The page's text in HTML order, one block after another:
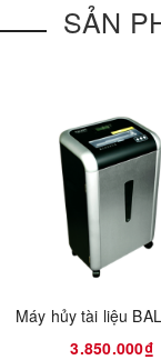
SẢN
3.850.000₫